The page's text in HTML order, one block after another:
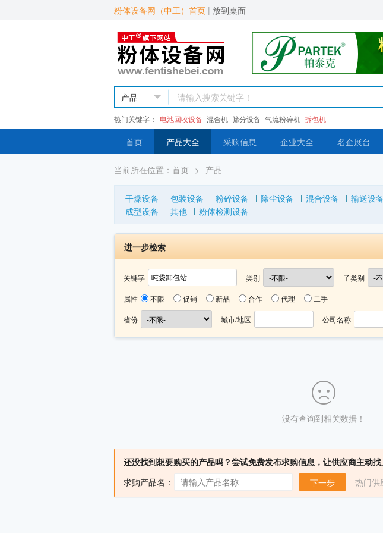
粉体设备网（中工）首页 | 放到桌面
热门关键字： 电池回收设备 混合机 筛分设备 气流粉碎机 拆包机
首页 产品大全 采购信息 企业大全 名企展台
当前所在位置： 首页 > 产品
干燥设备 包装设备 粉碎设备 除尘设备 混合设备 输送设备
成型设备
其他 粉体检测设备
进一步检索
关键字 类别 子类别
属性 不限 促销 新品 合作 代理 二手
省份 城市/地区 公司名称
没有查询到相关数据！
还没找到想要购买的产品吗？尝试免费发布求购信息，让供应商主动找
求购产品名：
下一步 热门供